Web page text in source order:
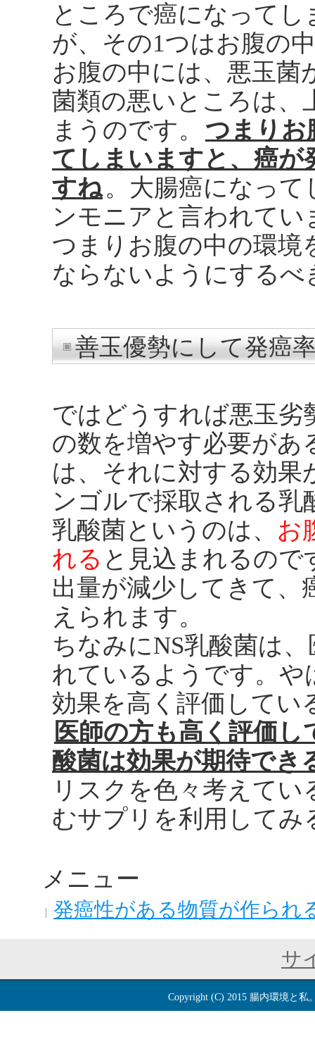
ところで癌になって
が、その1つはお腹の
お腹の中には、悪玉菌
菌類の悪いところは、
まうのです。 つまりお
てしまいますと、癌
すね。大腸癌になっ
ンモニアと言われてい
つまりお腹の中の環境
ならないようにするべ
善玉優勢にして発癌
ではどうすれば悪玉劣
の数を増やす必要があ
は、それに対する効果
ンゴルで採取される乳
乳酸菌というのは、 お
れる と見込まれるの
出量が減少してきて、
えられます。
ちなみにNS乳酸菌は
れているようです。
効果を高く評価してい
医師の方も高く評価
酸菌は効果が期待でき
リスクを色々考えて
むサプリを利用して
メニュー
発癌性がある物質が作られ
サ
Copyright (C) 2015 腸内環境と私